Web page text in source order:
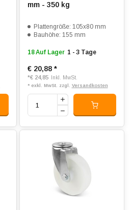
mm - 350 kg
Plattengröße: 105x80 mm
Bauhöhe: 155 mm
18 Auf Lager 1 - 3 Tage
€ 20,88 *
*€ 24,85 Inkl. MwSt.
* exkl. MwSt. zzgl. Versandkosten